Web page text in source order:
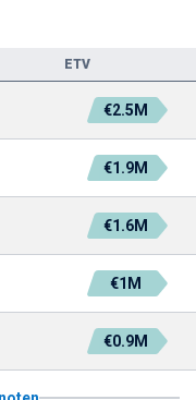
ETV
€2.5M
€1.9M
€1.6M
€1M
€0.9M